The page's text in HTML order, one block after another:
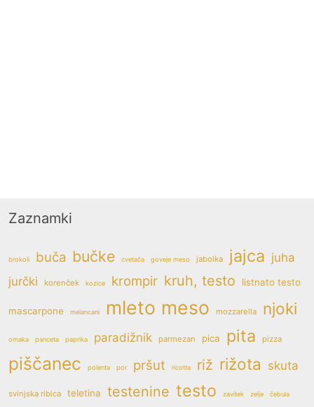
Zaznamki
brokoli buča bučke cvetača goveje meso jabolka jajca juha
jurčki
korenček kozice krompir kruh, testo listnato testo
mascarpone melancani mleto meso mozzarella njoki
omaka panceta paprika paradižnik parmezan pica pita pizza
piščanec polenta por pršut ricotta riž rižota skuta
svinjska ribica teletina testenine testo zavitek zelje čebula